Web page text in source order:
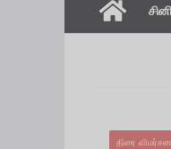
திரை